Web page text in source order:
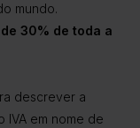
mundo.
30% de toda a
descrever a
IVA em nome de